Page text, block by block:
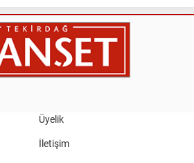
21:36
MAÇA !!!!
EMNİYET MÜDÜRÜMÜZE HAYIRLI OLSUN
Üyelik
İletişim